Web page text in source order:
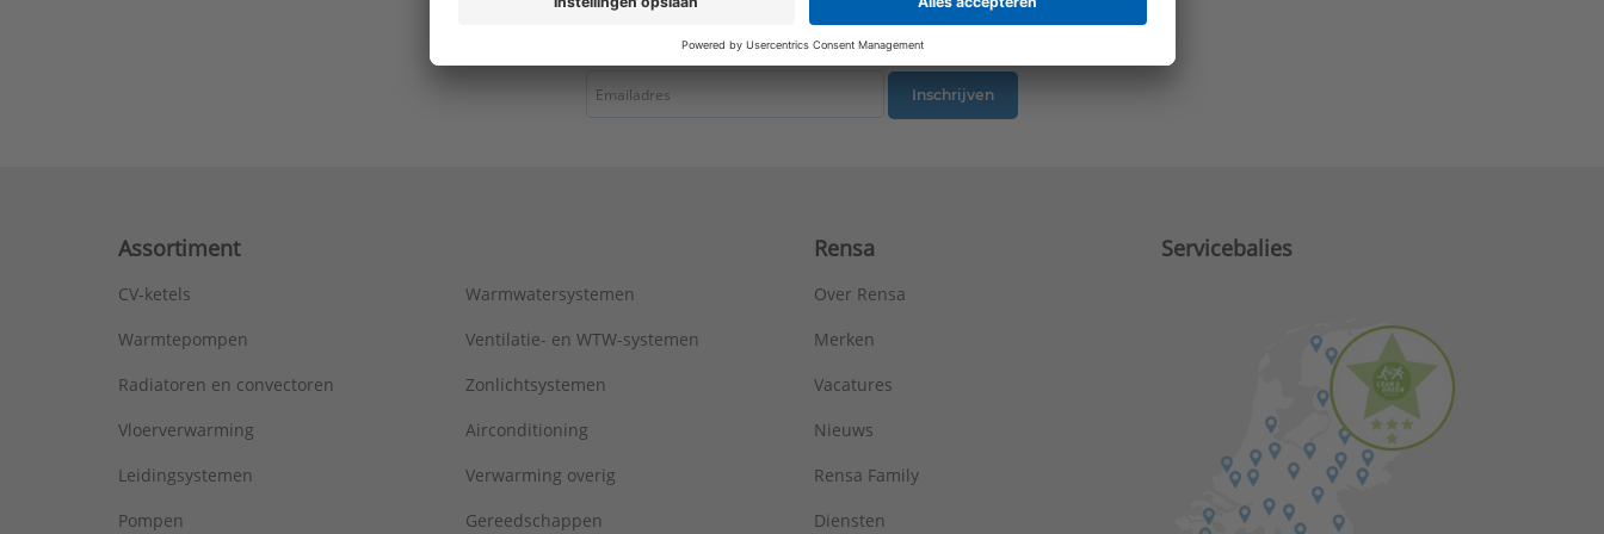
Type: ES2993KO5PNL
Inschrijven
Assortiment
CV-ketels
Warmtepompen
Radiatoren en convectoren
Vloerverwarming
Leidingsystemen
Pompen
Warmwatersystemen
Ventilatie- en WTW-systemen
Zonlichtsystemen
Airconditioning
Verwarming overig
Gereedschappen
Rensa
Over Rensa
Merken
Vacatures
Nieuws
Rensa Family
Diensten
Servicebalies